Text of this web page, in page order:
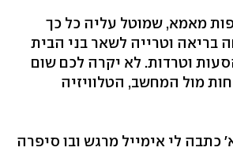
מאמא, שמוטל עליה כל כך
בריאה וטרייה לשאר בני הבית
וטרדות. לא יקרה לכם שום
מול המחשב, הטלוויזיה
כתבה לי אימייל מרגש ובו סיפרה